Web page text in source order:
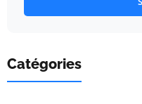
Catégories